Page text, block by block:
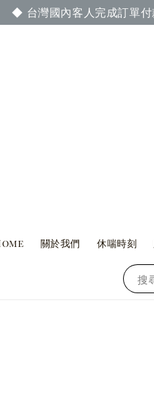
◆ 台灣國內客人完成訂單付
搜
關於我們 休喘時刻